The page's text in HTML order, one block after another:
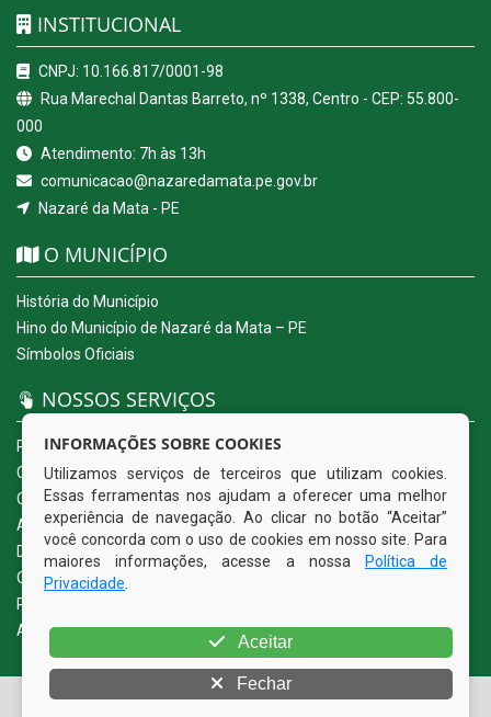
INSTITUCIONAL
CNPJ: 10.166.817/0001-98
Rua Marechal Dantas Barreto, nº 1338, Centro - CEP: 55.800-
000
Atendimento: 7h às 13h
comunicacao@nazaredamata.pe.gov.br
Nazaré da Mata - PE
O MUNICÍPIO
História do Município
Hino do Município de Nazaré da Mata – PE
Símbolos Oficiais
NOSSOS SERVIÇOS
Portal da Transparência
Carta de Serviços ao Usuário
Ouvidoria Eletrônica
Acesso a Informação (eSIC)
Diário Oficial
Quadro de Avisos
Política de Privacidade
Acessibilidade
© Copyright 2026 Prefeitura Municipal de Nazaré da Mata |
INFORMAÇÕES SOBRE COOKIES
Utilizamos serviços de terceiros que utilizam cookies.
Essas ferramentas nos ajudam a oferecer uma melhor
experiência de navegação. Ao clicar no botão “Aceitar”
você concorda com o uso de cookies em nosso site. Para
maiores informações, acesse a nossa
Política de
Privacidade
Aceitar
Fechar